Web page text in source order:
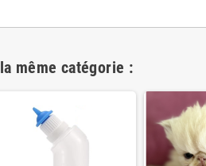
même catégorie :